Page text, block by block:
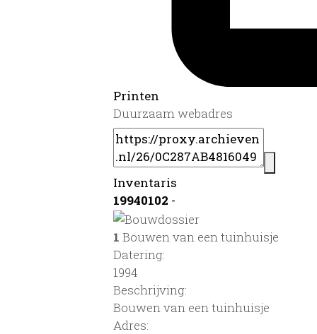
Printen
Duurzaam webadres
Inventaris
19940102 -
1 Bouwen van een tuinhuisje
Datering:
1994
Beschrijving:
Bouwen van een tuinhuisje
Adres: